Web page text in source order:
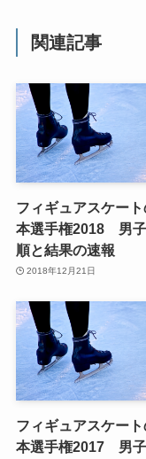
関連記事
フィギュアスケート
本選手権2018 男
順と結果の速報
2018年12月21日
フィギュアスケート
本選手権2017 男